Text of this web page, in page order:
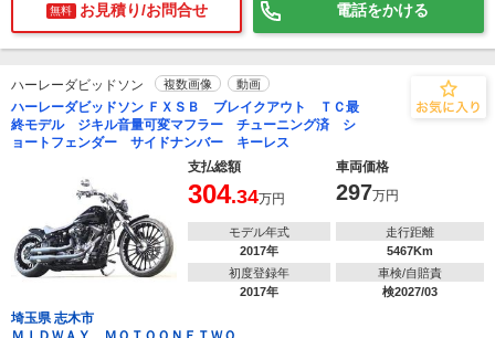
無料 お見積り/お問合せ 電話をかける
ハーレーダビッドソン 複数画像 動画
ハーレーダビッドソン ＦＸＳＢ ブレイクアウト ＴＣ最
終モデル ジキル音量可変マフラー チューニング済 シ
ョートフェンダー サイドナンバー キーレス
支払総額
車両価格
304.34万円 297万円
モデル年式
2017年
走行距離
5467Km
初度登録年
2017年
車検/自賠責
検2027/03
埼玉県 志木市